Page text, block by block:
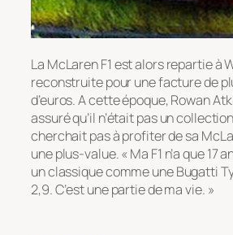
La McLaren F1 est alors repartie à
reconstruite pour une facture de
d’euros. A cette époque, Rowan
assuré qu’il n’était pas un
cherchait pas à profiter de sa
une plus-value. « Ma F1 n’a que 17
un classique comme une Bugatti
2,9. C’est une partie de ma vie. »